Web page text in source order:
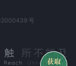
号